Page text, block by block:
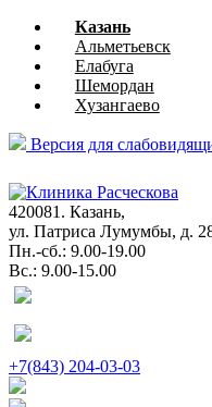
Казань
Альметьевск
Елабуга
Шемордан
Хузангаево
Версия для
420081. Казань,
ул. Патриса Лумумбы, д.
Пн.-сб.: 9.00-19.00
Вс.: 9.00-15.00
+7(843) 204-03-03